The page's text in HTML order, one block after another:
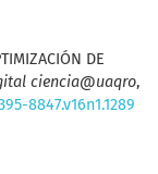
DE
ciencia@uaqro,
8847.v16n1.1289